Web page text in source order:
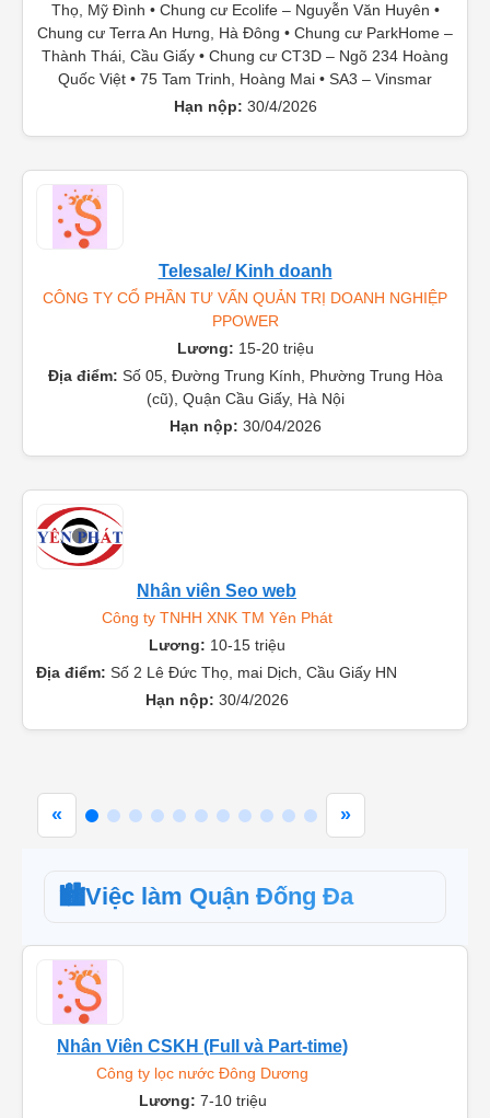
Thọ, Mỹ Đình • Chung cư Ecolife – Nguyễn Văn Huyên •
Chung cư Terra An Hưng, Hà Đông • Chung cư ParkHome –
Thành Thái, Cầu Giấy • Chung cư CT3D – Ngõ 234 Hoàng
Quốc Việt • 75 Tam Trinh, Hoàng Mai • SA3 – Vinsmar
Hạn nộp: 30/4/2026
Telesale/ Kinh doanh
CÔNG TY CỔ PHẦN TƯ VẤN QUẢN TRỊ DOANH NGHIỆP
PPOWER
Lương: 15-20 triệu
Địa điểm: Số 05, Đường Trung Kính, Phường Trung Hòa
(cũ), Quận Cầu Giấy, Hà Nội
Hạn nộp: 30/04/2026
Nhân viên Seo web
Công ty TNHH XNK TM Yên Phát
Lương: 10-15 triệu
Địa điểm: Số 2 Lê Đức Thọ, mai Dịch, Cầu Giấy HN
Hạn nộp: 30/4/2026
« »
🏙️Việc làm Quận Đống Đa
Nhân Viên CSKH (Full và Part-time)
Công ty lọc nước Đông Dương
Lương: 7-10 triệu